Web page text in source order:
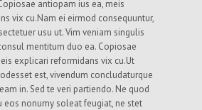
antiopam ius ea, meis
vix cu.Nam ei eirmod consequuntur,
usu ut. Vim veniam singulis
mentitum duo ea. Copiosae
explicari reformidans vix cu.Ut
est, vivendum concludaturque
in. Sed te veri partiendo. Ne quod
eos nonumy soleat feugiat, ne stet